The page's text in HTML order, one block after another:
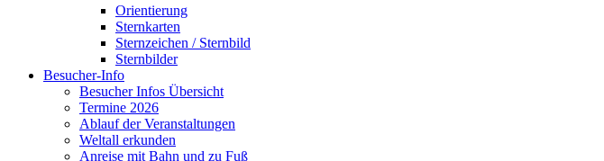
Orientierung
Sternkarten
Sternzeichen / Sternbild
Sternbilder
Besucher-Info
Besucher Infos Übersicht
Termine 2026
Ablauf der Veranstaltungen
Weltall erkunden
Anreise mit Bahn und zu Fuß